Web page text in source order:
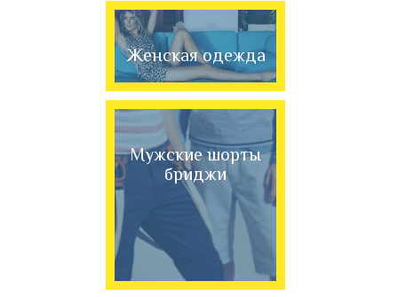
Женская одежда
Мужские шорты
бриджи